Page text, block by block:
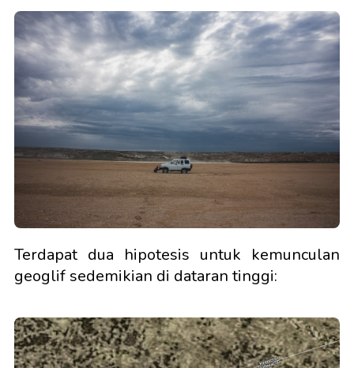
Terdapat dua hipotesis untuk kemunculan
geoglif sedemikian di dataran tinggi: